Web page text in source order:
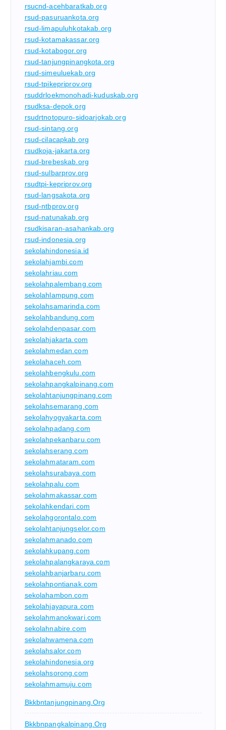
rsucnd-acehbaratkab.org
rsud-pasuruankota.org
rsud-limapuluhkotakab.org
rsud-kotamakassar.org
rsud-kotabogor.org
rsud-tanjungpinangkota.org
rsud-simeuluekab.org
rsud-tpikepriprov.org
rsuddrloekmonohadi-kuduskab.org
rsudksa-depok.org
rsudrtnotopuro-sidoarjokab.org
rsud-sintang.org
rsud-cilacapkab.org
rsudkoja-jakarta.org
rsud-brebeskab.org
rsud-sulbarprov.org
rsudtpi-kepriprov.org
rsud-langsakota.org
rsud-ntbprov.org
rsud-natunakab.org
rsudkisaran-asahankab.org
rsud-indonesia.org
sekolahindonesia.id
sekolahjambi.com
sekolahriau.com
sekolahpalembang.com
sekolahlampung.com
sekolahsamarinda.com
sekolahbandung.com
sekolahdenpasar.com
sekolahjakarta.com
sekolahmedan.com
sekolahaceh.com
sekolahbengkulu.com
sekolahpangkalpinang.com
sekolahtanjungpinang.com
sekolahsemarang.com
sekolahyogyakarta.com
sekolahpadang.com
sekolahpekanbaru.com
sekolahserang.com
sekolahmataram.com
sekolahsurabaya.com
sekolahpalu.com
sekolahmakassar.com
sekolahkendari.com
sekolahgorontalo.com
sekolahtanjungselor.com
sekolahmanado.com
sekolahkupang.com
sekolahpalangkaraya.com
sekolahbanjarbaru.com
sekolahpontianak.com
sekolahambon.com
sekolahjayapura.com
sekolahmanokwari.com
sekolahnabire.com
sekolahwamena.com
sekolahsalor.com
sekolahindonesia.org
sekolahsorong.com
sekolahmamuju.com
Bkkbntanjungpinang.org
Bkkbnpangkalpinang.org